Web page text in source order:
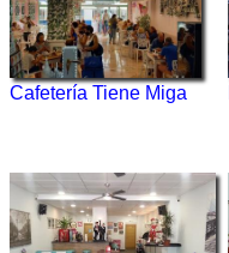
Cafetería Tiene Miga